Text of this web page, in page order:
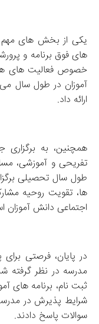
های فوق‌
ارائه داد.
اجتماعی دانش‌ آموزان است.
در پایان، فرصتی
مدرسه در نظر گرفته
شرایط پذیرش در
سوالات پاسخ دادند.